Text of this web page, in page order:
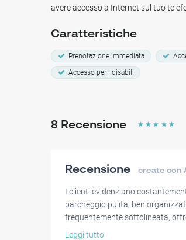
Posizione centrale nel quartiere
A poca distanza a piedi dalla sala
Rembrandt Utrecht
avere accesso a Internet sul tuo
Caratteristiche
Prenotazione immediata
Accesso per i disabili
8 Recensione ☆ ☆ ☆ ☆ ☆
Recensione create con
I clienti evidenziano
parcheggio pulita, ben
frequentemente sottolineata,
Molti utenti hanno trovato
Leggi tutto